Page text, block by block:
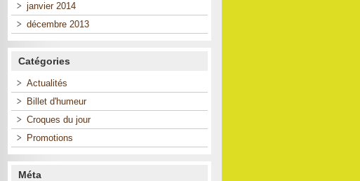
janvier 2014
décembre 2013
Catégories
Actualités
Billet d'humeur
Croques du jour
Promotions
Méta